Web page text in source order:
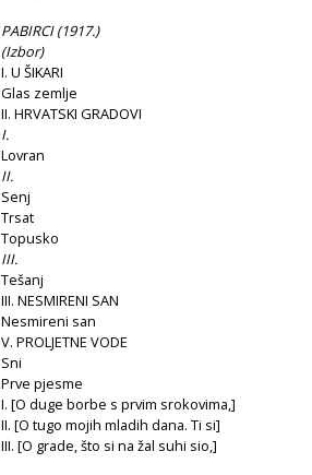
PABIRCI (1917.)
(Izbor)
I. U ŠIKARI
Glas zemlje
II. HRVATSKI GRADOVI
I.
Lovran
II.
Senj
Trsat
Topusko
III.
Tešanj
III. NESMIRENI SAN
Nesmireni san
V. PROLJETNE VODE
Sni
Prve pjesme
I. [O duge borbe s prvim srokovima,]
II. [O tugo mojih mladih dana. Ti si]
III. [O grade, što si na žal suhi sio,]